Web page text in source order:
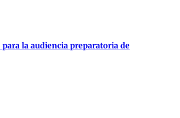
la audiencia preparatoria de